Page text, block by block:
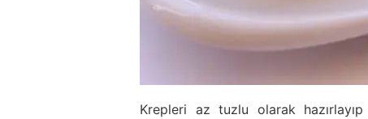
Krepleri az tuzlu olarak